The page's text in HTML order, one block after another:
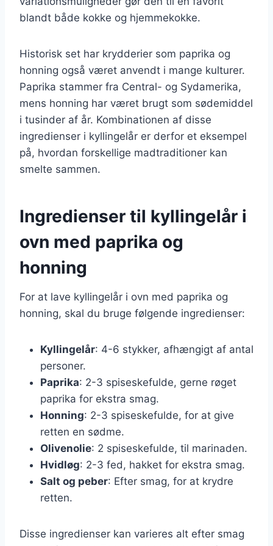
blandt både kokke og hjemmekokke.
Historisk set har krydderier som paprika og
honning også været anvendt i mange kulturer.
Paprika stammer fra Central- og Sydamerika,
mens honning har været brugt som sødemiddel
i tusinder af år. Kombinationen af disse
ingredienser i kyllingelår er derfor et eksempel
på, hvordan forskellige madtraditioner kan
smelte sammen.
Ingredienser til kyllingelår i
ovn med paprika og
honning
For at lave kyllingelår i ovn med paprika og
honning, skal du bruge følgende ingredienser:
Kyllingelår: 4-6 stykker, afhængigt af antal
personer.
Paprika: 2-3 spiseskefulde, gerne røget
paprika for ekstra smag.
Honning: 2-3 spiseskefulde, for at give
retten en sødme.
Olivenolie: 2 spiseskefulde, til marinaden.
Hvidløg: 2-3 fed, hakket for ekstra smag.
Salt og peber: Efter smag, for at krydre
retten.
Disse ingredienser kan varieres alt efter smag